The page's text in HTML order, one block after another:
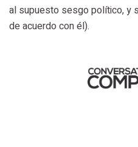
al supuesto sesgo político, y
de acuerdo con él).